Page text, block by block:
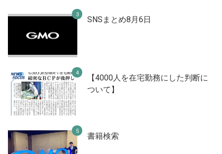
SNSまとめ8月6日
【4000人を在宅勤務にした判断に
ついて】
書籍検索